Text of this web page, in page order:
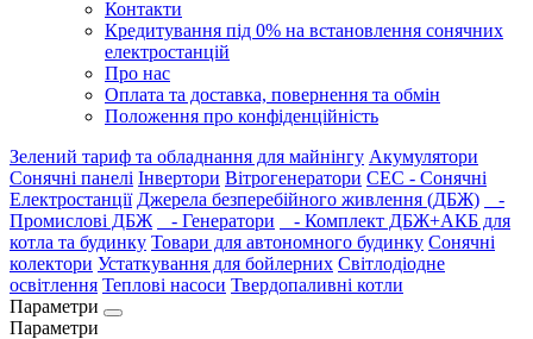
Контакти
Кредитування під 0% на встановлення сонячних
електростанцій
Про нас
Оплата та доставка, повернення та обмін
Положення про конфіденційність
Зелений тариф та обладнання для майнінгу Акумулятори
Сонячні панелі Інвертори Вітрогенератори СЕС - Сонячні
Електростанції Джерела безперебійного живлення (ДБЖ)
-
Промислові ДБЖ
- Генератори
- Комплект ДБЖ+АКБ для
котла та будинку Товари для автономного будинку Сонячні
колектори Устаткування для бойлерних Світлодіодне
освітлення Теплові насоси Твердопаливні котли
Параметри
Параметри